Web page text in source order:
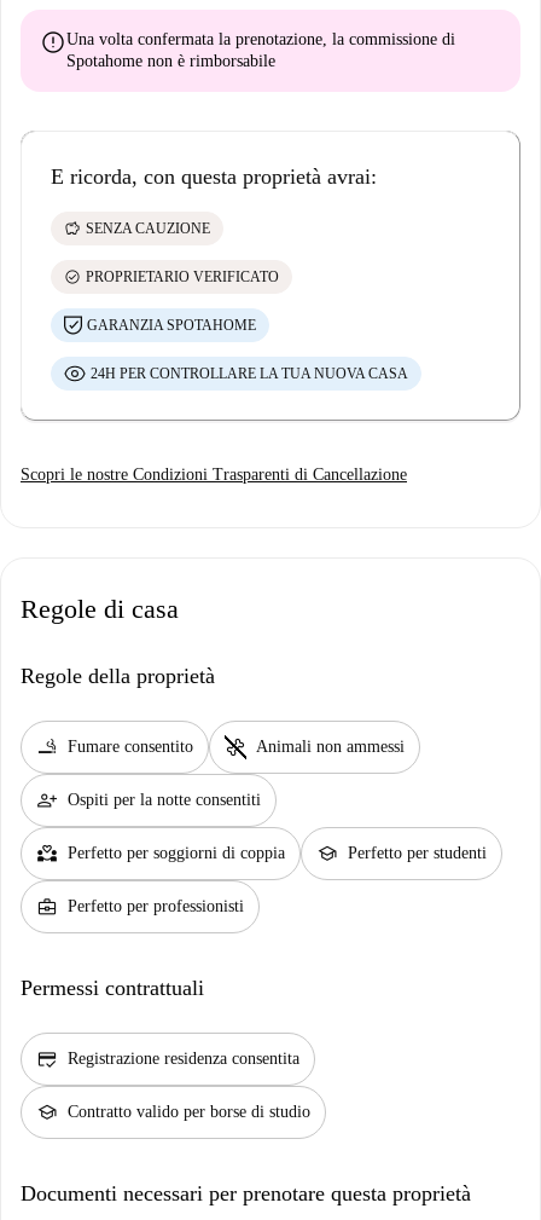
errorUna volta confermata la prenotazione, la commissione di
Spotahome non è rimborsabile
E ricorda, con questa proprietà avrai:
savings SENZA CAUZIONE
check_circle PROPRIETARIO VERIFICATO
GARANZIA SPOTAHOME
24H PER CONTROLLARE LA TUA NUOVA CASA
Scopri le nostre Condizioni Trasparenti di Cancellazione
Regole di casa
Regole della proprietà
smoking_rooms Fumare consentito pet_supplies Animali non ammessi
person_add Ospiti per la notte consentiti
partner_heart Perfetto per soggiorni di coppia school Perfetto per studenti
business_center Perfetto per professionisti
Permessi contrattuali
credit_score Registrazione residenza consentita
school Contratto valido per borse di studio
Documenti necessari per prenotare questa proprietà